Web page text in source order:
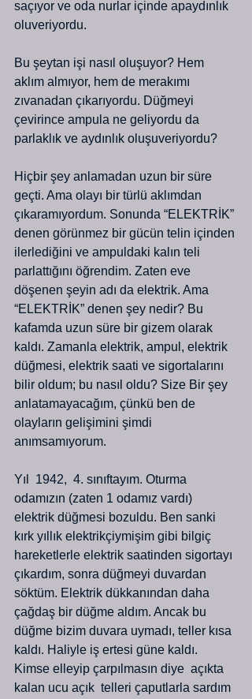
saçıyor ve oda nurlar içinde apaydınlık
oluveriyordu.
Bu şeytan işi nasıl oluşuyor? Hem
aklım almıyor, hem de merakımı
zıvanadan çıkarıyordu. Düğmeyi
çevirince ampula ne geliyordu da
parlaklık ve aydınlık oluşuveriyordu?
Hiçbir şey anlamadan uzun bir süre
geçti. Ama olayı bir türlü aklımdan
çıkaramıyordum. Sonunda “ELEKTRİK”
denen görünmez bir gücün telin içinden
ilerlediğini ve ampuldaki kalın teli
parlattığını öğrendim. Zaten eve
döşenen şeyin adı da elektrik. Ama
“ELEKTRİK” denen şey nedir? Bu
kafamda uzun süre bir gizem olarak
kaldı. Zamanla elektrik, ampul, elektrik
düğmesi, elektrik saati ve sigortalarını
bilir oldum; bu nasıl oldu? Size Bir şey
anlatamayacağım, çünkü ben de
olayların gelişimini şimdi
anımsamıyorum.
Yıl  1942,  4. sınıftayım. Oturma
odamızın (zaten 1 odamız vardı)
elektrik düğmesi bozuldu. Ben sanki
kırk yıllık elektrikçiymişim gibi bilgiç
hareketlerle elektrik saatinden sigortayı
çıkardım, sonra düğmeyi duvardan
söktüm. Elektrik dükkanından daha
çağdaş bir düğme aldım. Ancak bu
düğme bizim duvara uymadı, teller kısa
kaldı. Haliyle iş ertesi güne kaldı.
Kimse elleyip çarpılmasın diye  açıkta
kalan ucu açık  telleri çaputlarla sardım